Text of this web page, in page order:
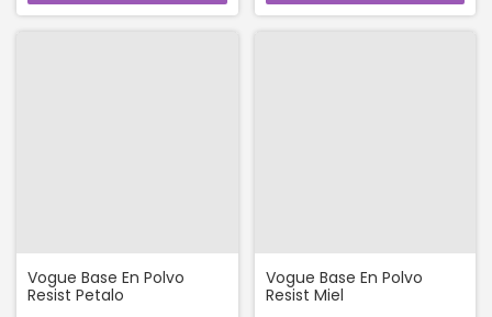
Vogue Base En Polvo
Resist Petalo
Vogue Base En Polvo
Resist Miel